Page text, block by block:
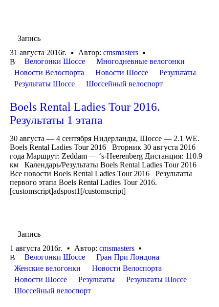
Запись
31 августа 2016г.
Автор: cmsmasters
В
Велогонки Шоссе
Многодневные велогонки
Новости Велоспорта
Новости Шоссе
Результаты
Результаты Шоссе
Шоссейный велоспорт
Boels Rental Ladies Tour 2016.
Результаты 1 этапа
30 августа — 4 сентября Нидерланды, Шоссе — 2.1 WE.
Boels Rental Ladies Tour 2016 Вторник 30 августа 2016
года Маршрут: Zeddam — ‘s-Heerenberg Дистанция: 110.9
км Календарь/Результаты Boels Rental Ladies Tour 2016
Все новости Boels Rental Ladies Tour 2016 Результаты
первого этапа Boels Rental Ladies Tour 2016.
[customscript]adspost1[/customscript]
Запись
1 августа 2016г.
Автор: cmsmasters
В
Велогонки Шоссе
Гран При Лондона
Женские велогонки
Новости Велоспорта
Новости Шоссе
Результаты
Результаты Шоссе
Шоссейный велоспорт